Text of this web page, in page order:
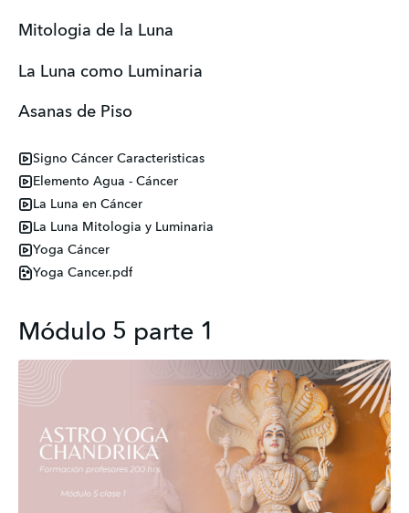
Mitologia de la Luna
La Luna como Luminaria
Asanas de Piso
Signo Cáncer Caracteristicas
Elemento Agua - Cáncer
La Luna en Cáncer
La Luna Mitologia y Luminaria
Yoga Cáncer
Yoga Cancer.pdf
Módulo 5 parte 1